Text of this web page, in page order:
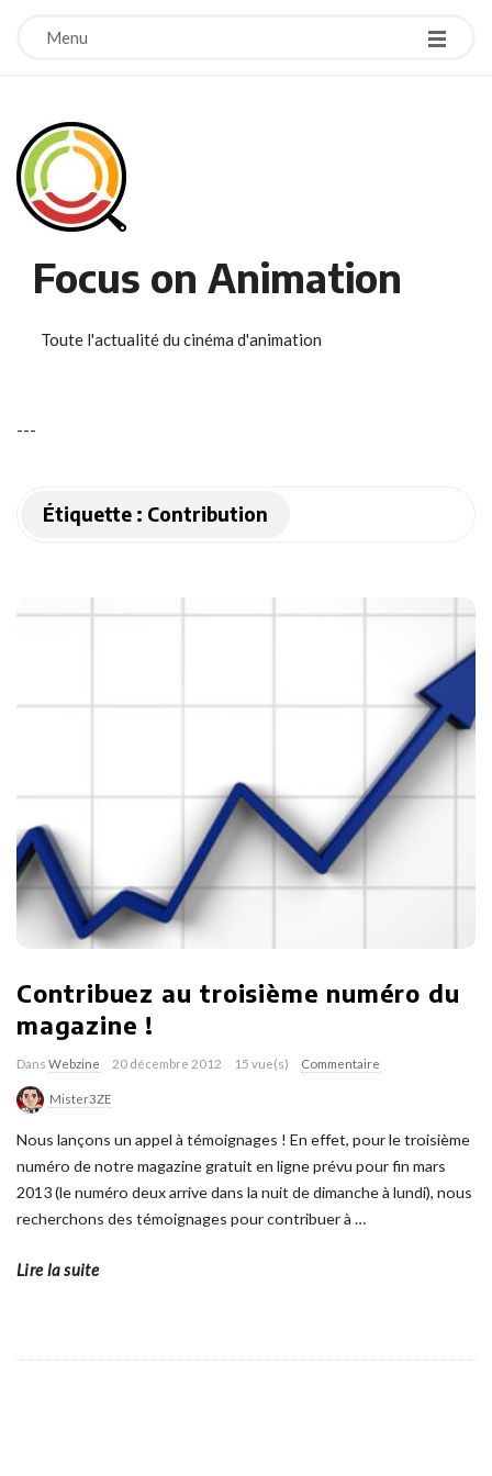
Menu
Focus on Animation
Toute l'actualité du cinéma d'animation
---
Étiquette : Contribution
Contribuez au troisième numéro du
magazine !
Dans Webzine 20 décembre 2012 15 vue(s) Commentaire
Mister3ZE
Nous lançons un appel à témoignages ! En effet, pour le troisième
numéro de notre magazine gratuit en ligne prévu pour fin mars
2013 (le numéro deux arrive dans la nuit de dimanche à lundi), nous
recherchons des témoignages pour contribuer à …
Lire la suite